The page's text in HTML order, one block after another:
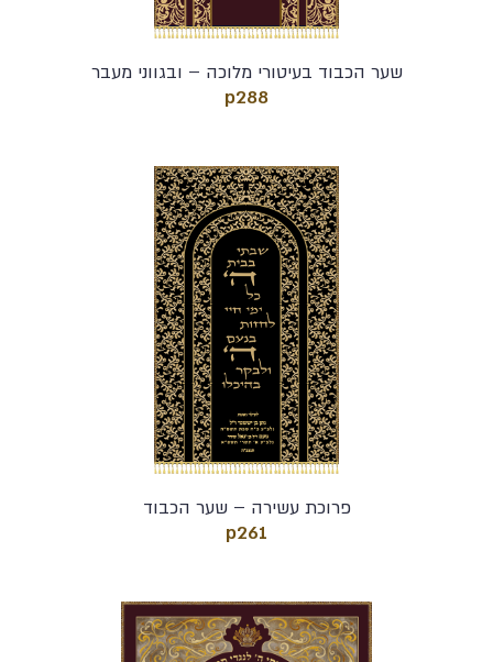
שער הכבוד בעיטורי מלוכה – ובגווני מעבר
p288
פרוכת עשירה – שער הכבוד
p261